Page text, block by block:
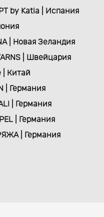
by Katia | Испания
| Новая Зеландия
| Швейцария
| Китай
| Германия
| Германия
| Германия
| Германия